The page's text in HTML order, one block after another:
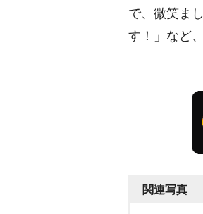
で、微笑ま
す！」など
関連写真